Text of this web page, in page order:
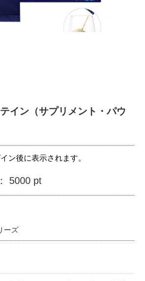
イン（サプリメント・パウ
ン後に表示されます。
5000 pt
ーズ